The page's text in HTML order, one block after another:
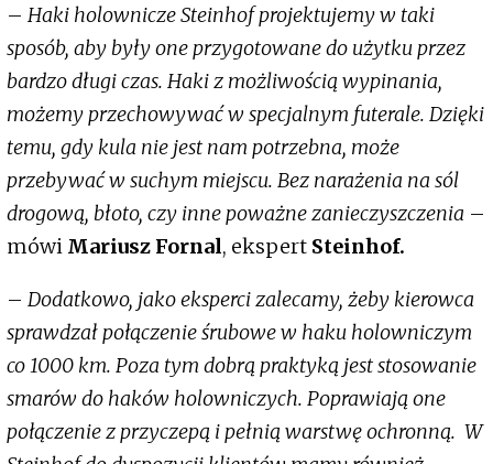
– Haki holownicze Steinhof projektujemy w taki
sposób, aby były one przygotowane do użytku przez
bardzo długi czas. Haki z możliwością wypinania,
możemy przechowywać w specjalnym futerale. Dzięki
temu, gdy kula nie jest nam potrzebna, może
przebywać w suchym miejscu. Bez narażenia na sól
drogową, błoto, czy inne poważne zanieczyszczenia –
mówi Mariusz Fornal, ekspert Steinhof.
– Dodatkowo, jako eksperci zalecamy, żeby kierowca
sprawdzał połączenie śrubowe w haku holowniczym
co 1000 km. Poza tym dobrą praktyką jest stosowanie
smarów do haków holowniczych. Poprawiają one
połączenie z przyczepą i pełnią warstwę ochronną. W